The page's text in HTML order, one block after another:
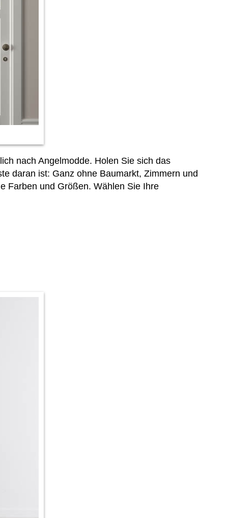
nach Angelmodde. Holen Sie sich das
daran ist: Ganz ohne Baumarkt, Zimmern und
Farben und Größen. Wählen Sie Ihre